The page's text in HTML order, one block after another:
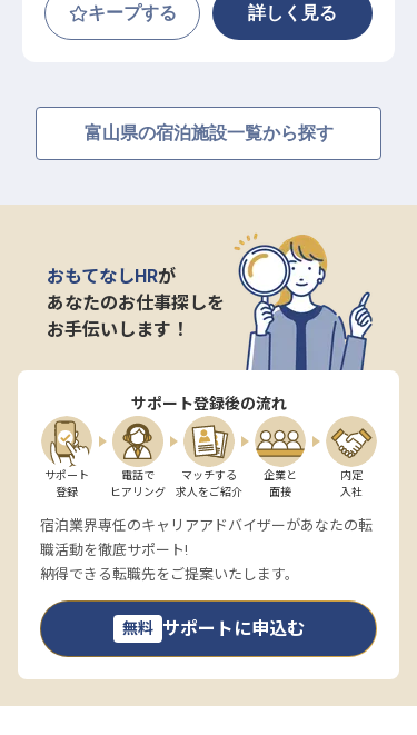
キープする 詳しく見る
富山県の宿泊施設一覧から探す
おもてなしHRが
あなたのお仕事探しを
お手伝いします！
サポート登録後の流れ
サポート
登録
電話で
ヒアリング
マッチする
求人をご紹介
企業と
面接
内定
入社
宿泊業界専任のキャリアアドバイザーがあなたの転
職活動を徹底サポート!
納得できる転職先をご提案いたします。
無料 サポートに申込む